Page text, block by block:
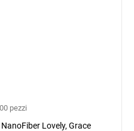
pezzi
Lovely, Grace